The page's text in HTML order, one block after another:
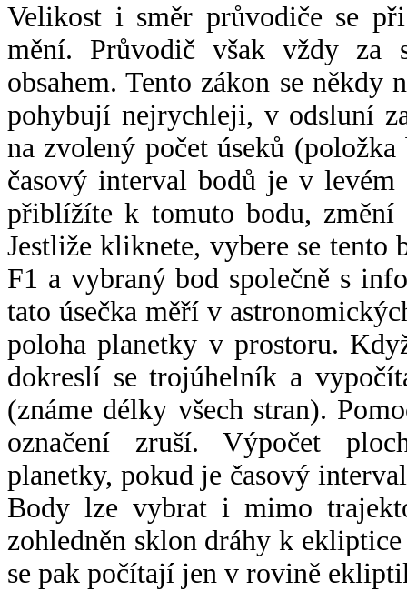
Velikost i směr průvodiče se
mění. Průvodič však vždy za
obsahem. Tento zákon se někdy
pohybují nejrychleji, v odsluní
na zvolený počet úseků
časový interval bodů je v
přiblížíte k tomuto bodu,
Jestliže kliknete, vybere se tento
F1 a vybraný bod společně s
tato úsečka měří v
poloha planetky v prostoru.
dokreslí se trojúhelník a
(známe délky všech stran).
označení zruší. Výpočet
planetky, pokud je časový
Body lze vybrat i mimo
zohledněn sklon dráhy k
se pak počítají jen v rovině